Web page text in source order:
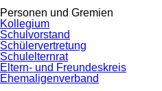
Personen und Gremien
Kollegium
Schulvorstand
Schülervertretung
Schulelternrat
Eltern- und Freundeskreis
Ehemaligenverband